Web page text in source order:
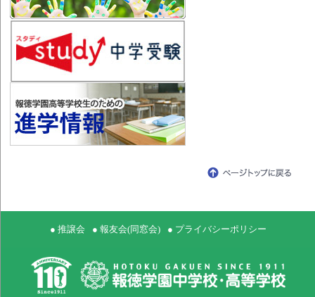
● 推譲会 ● 報友会(同窓会) ● プライバシーポリシー